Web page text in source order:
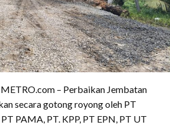
– Perbaikan Jembatan
secara gotong royong oleh PT
PAMA, PT. KPP, PT EPN, PT UT